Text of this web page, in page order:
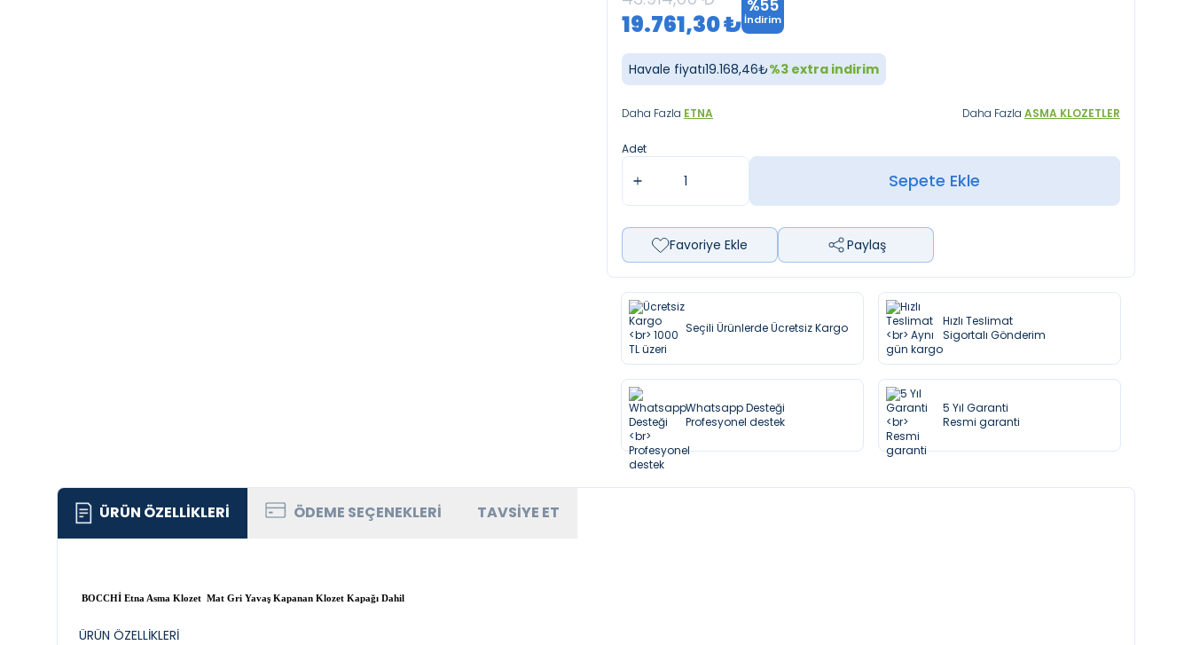
19.761,30₺
%55
İndirim
Havale fiyatı19.168,46₺%3extra indirim
Daha Fazla ETNA Daha Fazla ASMA KLOZETLER
Adet
Sepete Ekle
Favoriye Ekle Paylaş
Seçili Ürünlerde Ücretsiz Kargo
Hızlı Teslimat
Sigortalı Gönderim
Whatsapp Desteği
Profesyonel destek
5 Yıl Garanti
Resmi garanti
ÜRÜN ÖZELLIKLERI ÖDEME SEÇENEKLERI TAVSIYE ET
BOCCHİ Etna Asma Klozet Mat Gri Yavaş Kapanan Klozet Kapağı Dahil
ÜRÜN ÖZELLİKLERİ